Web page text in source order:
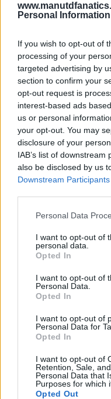
Personal Information
If you wish to opt-out of
processing of your
targeted advertising by
section to confirm your
opt-out request is
interest-based ads
us or personal
your opt-out. You may
disclosure of your
IAB’s list of
also be disclosed by us
Downstream Participants
Please note that this
not limited to your visit
grant or deny consent
use your data for below
consent section.
Personal Data
I want to opt-out of
personal data.
Opted In
I want to opt-out of
Personal Data.
Opted In
I want to opt-out of
Personal Data for
Opted In
I want to opt-out of
Retention, Sale,
Personal Data that
Purposes for which
Opted Out
Meccs Center
Paris Saint-
Felkészülési szezon 4.
Nya Ullevi, Göteborg
1 nap 22 óra 49 perc 22
AC MilanvsManchester
ELŐZŐ
Támogatás